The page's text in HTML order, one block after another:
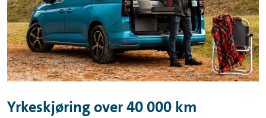
Yrkeskjøring over 40 000 km